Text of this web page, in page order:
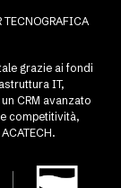
TECNOGRAFICA
grazie ai fondi
IT,
CRM avanzato
competitività,